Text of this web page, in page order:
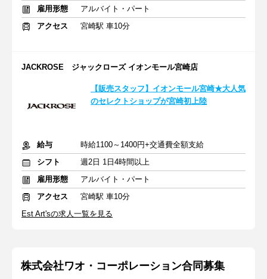
雇用形態
アルバイト・パート
アクセス
宮崎駅 車10分
JACKROSE ジャックローズ イオンモール宮崎店
【販売スタッフ】イオンモール宮崎★大人気
のセレクトショップが宮崎初上陸
給与
時給1100～1400円+交通費全額支給
シフト
週2日 1日4時間以上
雇用形態
アルバイト・パート
アクセス
宮崎駅 車10分
Est Art'sの求人一覧を見る
株式会社ワオ・コーポレーション合同募集